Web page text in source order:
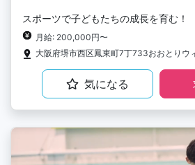
スポーツで子どもたちの成長を育む！
月給: 200,000円〜
気になる